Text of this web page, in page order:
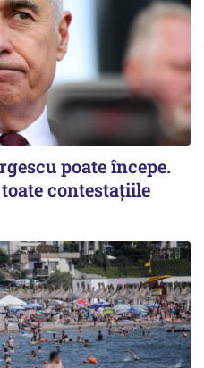
poate începe.
contestațiile